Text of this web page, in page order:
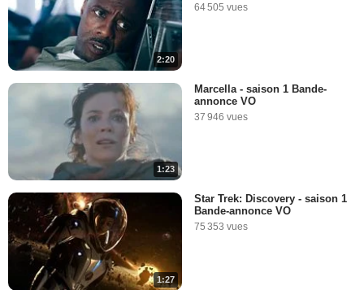
2:20
64 505 vues
1:23
Marcella - saison 1 Bande-
annonce VO
37 946 vues
1:27
Star Trek: Discovery - saison 1
Bande-annonce VO
75 353 vues